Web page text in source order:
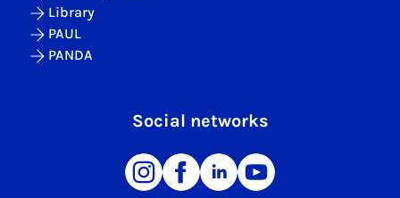
Library
PAUL
PANDA
Social networks